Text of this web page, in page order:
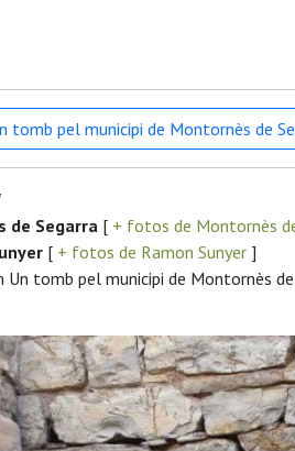
tomb pel municipi de Montornès de
de Segarra [ + fotos de Montornès
[ + fotos de Ramon Sunyer ]
tomb pel municipi de Montornès de